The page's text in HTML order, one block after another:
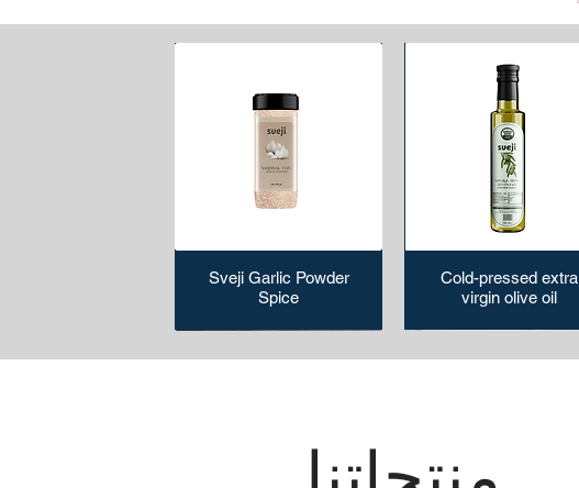
Cold-pressed extra
virgin olive oil
Sveji Garlic Powder
Spice